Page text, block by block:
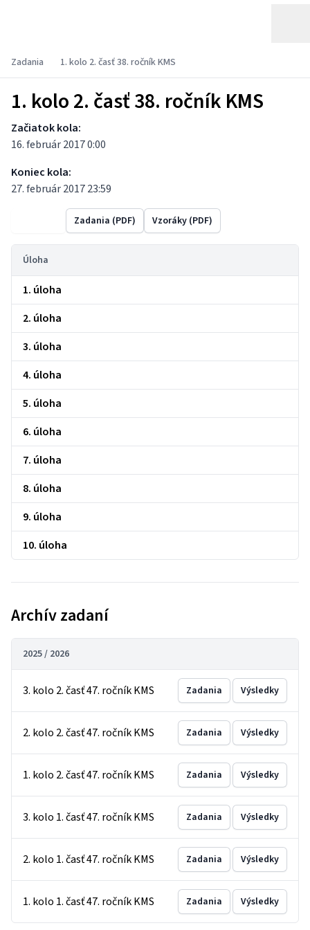
Zadania 1. kolo 2. časť 38. ročník KMS
1. kolo 2. časť 38. ročník KMS
Začiatok kola:
16. február 2017 0:00
Koniec kola:
27. február 2017 23:59
Zadania (PDF) Vzoráky (PDF)
Úloha
1. úloha
2. úloha
3. úloha
4. úloha
5. úloha
6. úloha
7. úloha
8. úloha
9. úloha
10. úloha
Archív zadaní
2025 / 2026
3. kolo 2. časť 47. ročník KMS Zadania Výsledky
2. kolo 2. časť 47. ročník KMS Zadania Výsledky
1. kolo 2. časť 47. ročník KMS Zadania Výsledky
3. kolo 1. časť 47. ročník KMS Zadania Výsledky
2. kolo 1. časť 47. ročník KMS Zadania Výsledky
1. kolo 1. časť 47. ročník KMS Zadania Výsledky